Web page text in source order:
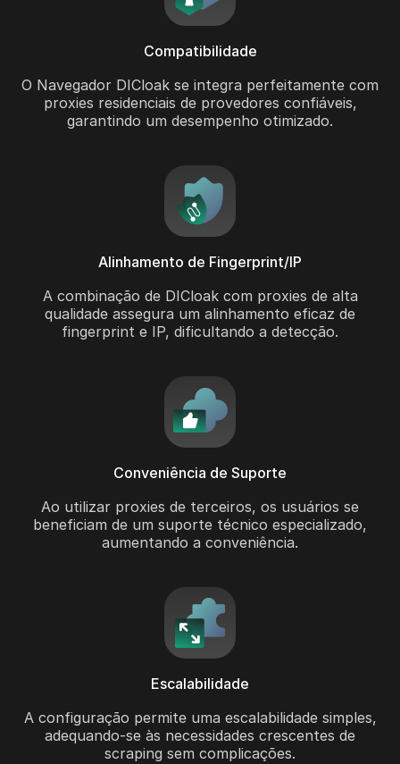
Compatibilidade
O Navegador DICloak se integra perfeitamente com
proxies residenciais de provedores confiáveis,
garantindo um desempenho otimizado.
Alinhamento de Fingerprint/IP
A combinação de DICloak com proxies de alta
qualidade assegura um alinhamento eficaz de
fingerprint e IP, dificultando a detecção.
Conveniência de Suporte
Ao utilizar proxies de terceiros, os usuários se
beneficiam de um suporte técnico especializado,
aumentando a conveniência.
Escalabilidade
A configuração permite uma escalabilidade simples,
adequando-se às necessidades crescentes de
scraping sem complicações.